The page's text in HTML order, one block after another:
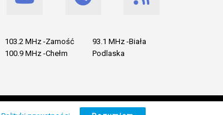
103.2 MHz -Zamość
100.9 MHz -Chełm
93.1 MHz -Biała
Podlaska